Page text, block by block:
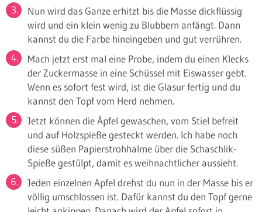
Nun wird das Ganze erhitzt bis die Masse dickflüssig
wird und ein klein wenig zu Blubbern anfängt. Dann
kannst du die Farbe hineingeben und gut verrühren.
Mach jetzt erst mal eine Probe, indem du einen Klecks
der Zuckermasse in eine Schüssel mit Eiswasser gebt.
Wenn es sofort fest wird, ist die Glasur fertig und du
kannst den Topf vom Herd nehmen.
Jetzt können die Äpfel gewaschen, vom Stiel befreit
und auf Holzspieße gesteckt werden. Ich habe noch
diese süßen Papierstrohhalme über die Schaschlik-
Spieße gestülpt, damit es weihnachtlicher aussieht.
Jeden einzelnen Apfel drehst du nun in der Masse bis er
völlig umschlossen ist. Dafür kannst du den Topf gerne